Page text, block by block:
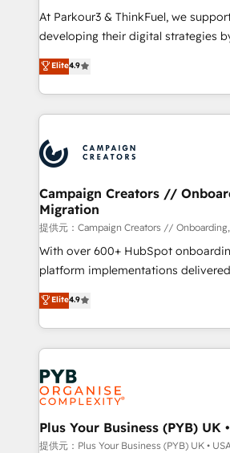
Développement des interfaces
métiers ⚙️ Configuration de la plateforme HubSpot
Book Process & Guidelines
Formations des utilisateurs
At Parkour3 & ThinkFuel, we
developing their digital strategies
technologies and automating their
sales processes to generate
from Strategy to Operations. We
onboarding and implementation,
extensive experience working with
and manufacturers since 2002, we
empowering our clients and
autonomy. Get to grips with
guided implementation and
the CRM platform into your digital
you like support in deploying your
to your needs and sales objectives.
certifications, we are part of the
services are offered in both English
Elite4.9
Campaign Creators //
Migration
提供元：Campaign Creators //
With over 600+ HubSpot
platform implementations
Elite Solutions Partner for
migrate, replatform, and scale
in high-impact CRM and CMS
onboarding from platforms like
Zoho, Pardot, Marketo, Microsoft
WordPress and legacy CRMs,
systems into unified, growth-ready
architectures that accelerate
performance. - Multi-object CRM migration, cleanup,
Elite4.9
Plus Your Business (PYB) UK
提供元：Plus Your Business (PYB) UK •